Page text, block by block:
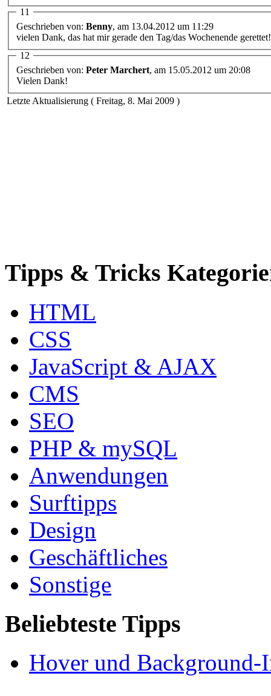
11
Geschrieben von: Benny, am 13.04.2012 um 11:29
vielen Dank, das hat mir gerade den Tag/das Wochenende gerettet!
12
Geschrieben von: Peter Marchert, am 15.05.2012 um 20:08
Vielen Dank!
Letzte Aktualisierung ( Freitag, 8. Mai 2009 )
Tipps & Tricks
HTML
CSS
JavaScript & AJAX
CMS
SEO
PHP & mySQL
Anwendungen
Surftipps
Design
Geschäftliches
Sonstige
Beliebteste Tipps
Hover und Background-